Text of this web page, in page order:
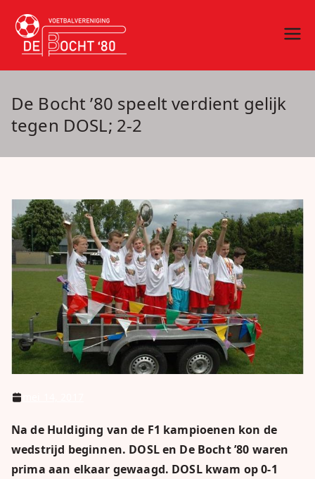
naar
inhoud
vv De Bocht
'80
De Bocht ’80 speelt verdient gelijk
tegen DOSL; 2-2
Na de Huldiging van de F1 kampioenen kon de
wedstrijd beginnen. DOSL en De Bocht ’80 waren
prima aan elkaar gewaagd. DOSL kwam op 0-1